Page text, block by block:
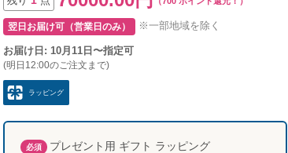
翌日お届け可（営業日のみ） ※一部地域を除く
お届け日: 10月11日〜指定可
(明日12:00のご注文まで)
ラッピング
必須 プレゼント用 ギフト ラッピング